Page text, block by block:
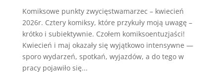
Komiksowe punkty zwycięstwamarzec – kwiecień
2026r. Cztery komiksy, które przykuły moją uwagę –
krótko i subiektywnie. Czołem komiksoentuzjaści!
Kwiecień i maj okazały się wyjątkowo intensywne —
sporo wydarzeń, spotkań, wyjazdów, a do tego w
pracy pojawiło się...